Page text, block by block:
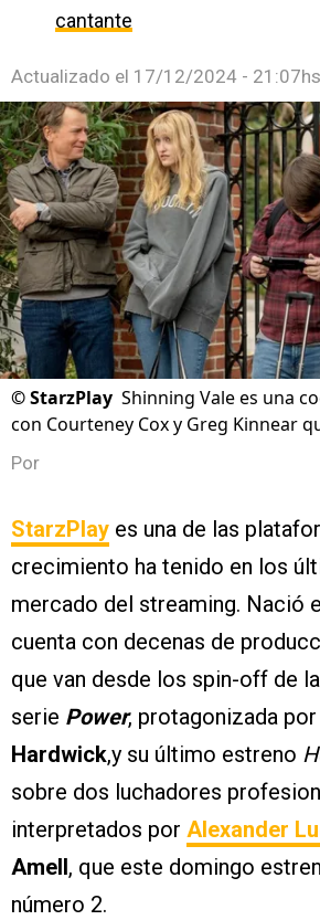
cantante
Actualizado el 17/12/2024 - 21:07hs
©StarzPlay Shinning Vale es una
con Courteney Cox y Greg Kinnear
Por
StarzPlay es una de las
crecimiento ha tenido en los
mercado del streaming. Nació
cuenta con decenas de
que van desde los spin-off de
serie Power, protagonizada por
Hardwick,y su último estreno
sobre dos luchadores
interpretados por Alexander
Amell , que este domingo
número 2.